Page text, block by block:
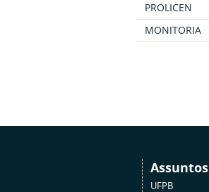
PROLICEN
MONITORIA
Assuntos
UFPB